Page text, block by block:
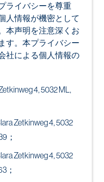
ライバシーを尊重
人情報が機密として
本声明を注意深くお
す。本プライバシー
社による個人情報の
4, 5032 ML,
Zetkinweg 4, 5032
；
Zetkinweg 4, 5032
；